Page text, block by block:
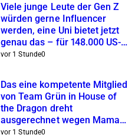
Viele junge Leute der Gen Z
würden gerne Influencer
werden, eine Uni bietet jetzt
genau das – für 148.000 US-
Dollar
vor 1 Stunde0
Das eine kompetente Mitglied
von Team Grün in House of
the Dragon dreht
ausgerechnet wegen Mama
am Rad
vor 1 Stunde0